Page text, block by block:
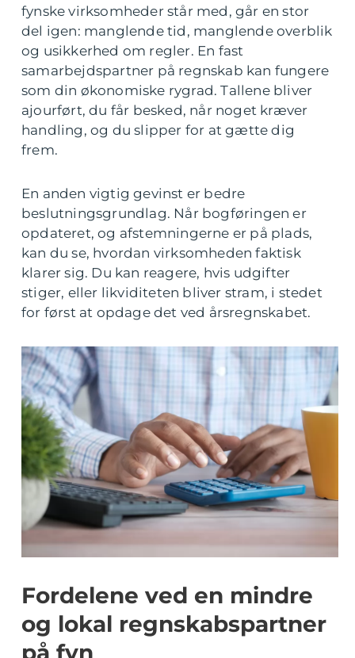
fynske virksomheder står med, går en stor
del igen: manglende tid, manglende overblik
og usikkerhed om regler. En fast
samarbejdspartner på regnskab kan fungere
som din økonomiske rygrad. Tallene bliver
ajourført, du får besked, når noget kræver
handling, og du slipper for at gætte dig
frem.
En anden vigtig gevinst er bedre
beslutningsgrundlag. Når bogføringen er
opdateret, og afstemningerne er på plads,
kan du se, hvordan virksomheden faktisk
klarer sig. Du kan reagere, hvis udgifter
stiger, eller likviditeten bliver stram, i stedet
for først at opdage det ved årsregnskabet.
Fordelene ved en mindre
og lokal regnskabspartner